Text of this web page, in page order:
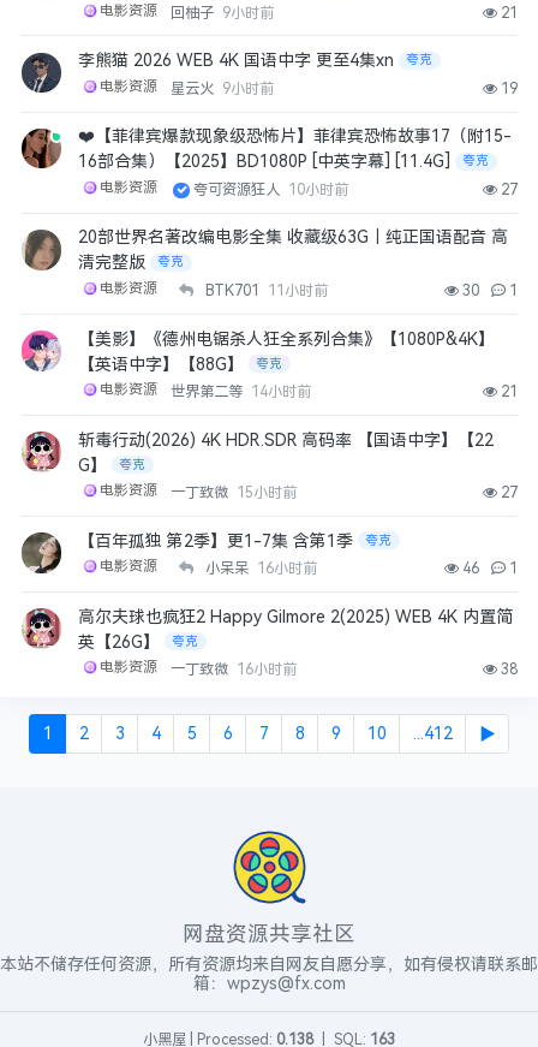
电影资源 回柚子 9小时前 21
李熊猫 2026 WEB 4K 国语中字 更至4集xn 夸克
电影资源 星云火 9小时前 19
❤️【菲律宾爆款现象级恐怖片】菲律宾恐怖故事17（附15-
16部合集）【2025】BD1080P [中英字幕] [11.4G]
夸克
电影资源 夸可资源狂人 10小时前 27
20部世界名著改编电影全集 收藏级63G｜纯正国语配音 高
清完整版
夸克
电影资源 BTK701 11小时前 30 1
【美影】《德州电锯杀人狂全系列合集》【1080P&4K】
【英语中字】【88G】
夸克
电影资源 世界第二等 14小时前 21
斩毒行动(2026) 4K HDR.SDR 高码率 【国语中字】【22
G】
夸克
电影资源 一丁致微 15小时前 27
【百年孤独 第2季】更1-7集 含第1季 夸克
电影资源 小呆呆 16小时前 46 1
高尔夫球也疯狂2 Happy Gilmore 2(2025) WEB 4K 内置简
英【26G】
夸克
电影资源 一丁致微 16小时前 38
1 2 3 4 5 6 7 8 9 10 ...412 ▶
网盘资源共享社区
本站不储存任何资源，所有资源均来自网友自愿分享，如有侵权请联系邮
箱：wpzys@fx.com
小黑屋 Processed: 0.138 SQL: 163